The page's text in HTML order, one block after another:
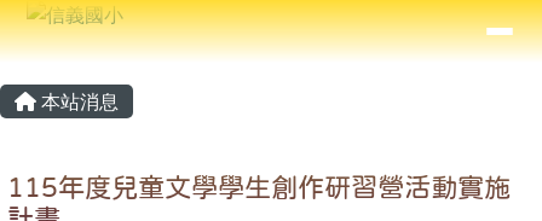
跳至主內容區
信義國小
⏸
導覽列
主內容區域
本站消息
115年度兒童文學學生創作研習營活動實施
頁尾區域